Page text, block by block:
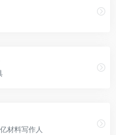
材料写作人